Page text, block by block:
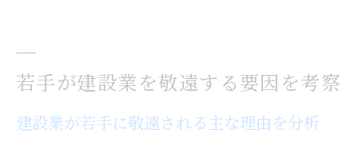
は
建設業界が注力する技術伝承と若手定着策
若手が建設業を敬遠する要因を考察
建設業が若手に敬遠される主な理由を分析